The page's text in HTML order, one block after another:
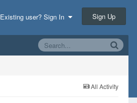
Existing user? Sign In Sign Up
All Activity